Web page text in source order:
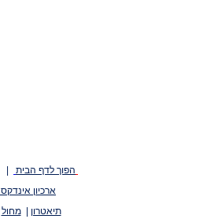
הפוך לדף הבית
ארכיון אינדקס
תיאטרון
|מחול